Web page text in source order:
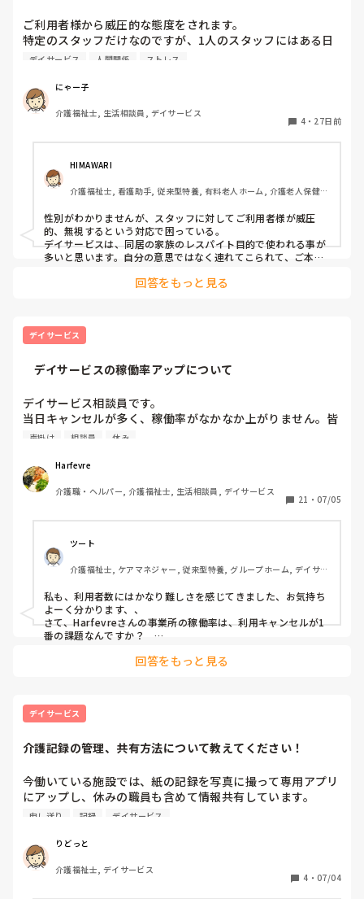
ご利用者様から威圧的な態度をされます。
特定のスタッフだけなのですが、1人のスタッフにはある日
突然無視され、杖を思いっきり床に叩きつけて…威圧的な態
様子で…その件に関してはそのスタッフにはあまり余計な事
は言わないように…と伝えましたが…
それと私には無視したり、もちろん威圧的な態度で接してき
ケアマネも最近担当が代わりよくわからない様子です。
このままだと無視されたスタッフの体調も考えないといけな
いと思うのですが…
何がなんだか改善の余地がない状況です。ケアマネより私に
直接話すと言っていたのですが、何も言われずただただ無視
され、対応に困ってます。
デイサービス 人間関係 ストレス
にゃー子
介護福祉士, 生活相談員, デイサービス
4・ 27日前
HIMAWARI
介護福祉士, 看護助手, 従来型特養, 有料老人ホーム, 介護老人保健施
院, 初任者研修, 実務者研修, ユニット型特養, 小規模多機能型居宅介
護
性別がわかりませんが、スタッフに対してご利用者様が威圧
的、無視するという対応で困っている。
デイサービスは、同居の家族のレスパイト目的で使われる事が
多いと思います。自分の意思ではなく連れてこられて、ご本人
施設長は、知っているのですか?
回答をもっと見る
デイサービス
    デイサービスの稼働率アップについて
デイサービス相談員です。
当日キャンセルが多く、稼働率がなかなか上がりません。皆
さんの事業所では、当日休みを減らしたり、空いた枠を埋め
家族への連絡や前日の声掛けで効果があったことはあります
でしょうか？
実際に効果があった取り組みがあれば教えていただきたいで
声掛け 相談員 休み
Harfevre
介護職・ヘルパー, 介護福祉士, 生活相談員, デイサービス
21 ・ 07/05
ツート
介護福祉士, ケアマネジャー, 従来型特養, グループホーム, デイサー
私も、利用者数にはかなり難しさを感じてきました、お気持ち
よーく分かります、、
さて、Harfevreさんの事業所の稼働率は、利用キャンセルが1
番の課題なんですか？
回答をもっと見る
デイサービス
介護記録の管理、共有方法について教えてください！
今働いている施設では、紙の記録を写真に撮って専用アプリ
にアップし、休みの職員も含めて情報共有しています。
施設ごとにやり方が違うと思うのですが、他の現場では介護
使っているツールや工夫などがあれば教えていただきたいで
す。
申し送り 記録 デイサービス
りどっと
介護福祉士, デイサービス
4 ・ 07/04